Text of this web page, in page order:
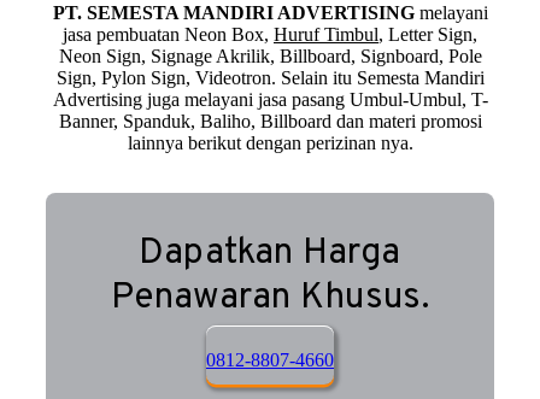
PT. SEMESTA MANDIRI ADVERTISINGmelayani
jasa pembuatan Neon Box, Huruf Timbul, Letter Sign,
Neon Sign, Signage Akrilik, Billboard, Signboard, Pole
Sign, Pylon Sign, Videotron. Selain itu Semesta Mandiri
Advertising juga melayani jasa pasang Umbul-Umbul, T-
Banner, Spanduk, Baliho, Billboard dan materi promosi
lainnya berikut dengan perizinan nya.
Dapatkan Harga
Penawaran Khusus.
0812-8807-4660